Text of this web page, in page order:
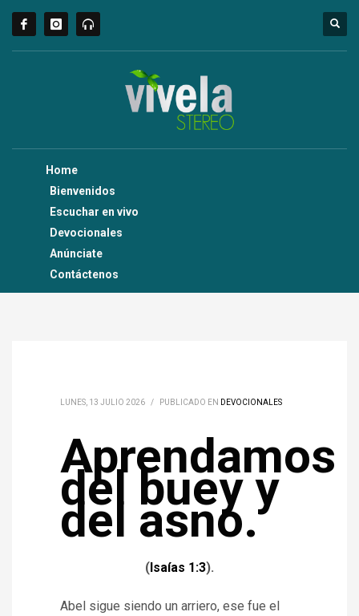
Home
Bienvenidos
Escuchar en vivo
Devocionales
Anúnciate
Contáctenos
LUNES, 13 JULIO 2026 / PUBLICADO EN DEVOCIONALES
Aprendamos
del buey y
del asno.
(Isaías 1:3).
Abel sigue siendo un arriero, ese fue el